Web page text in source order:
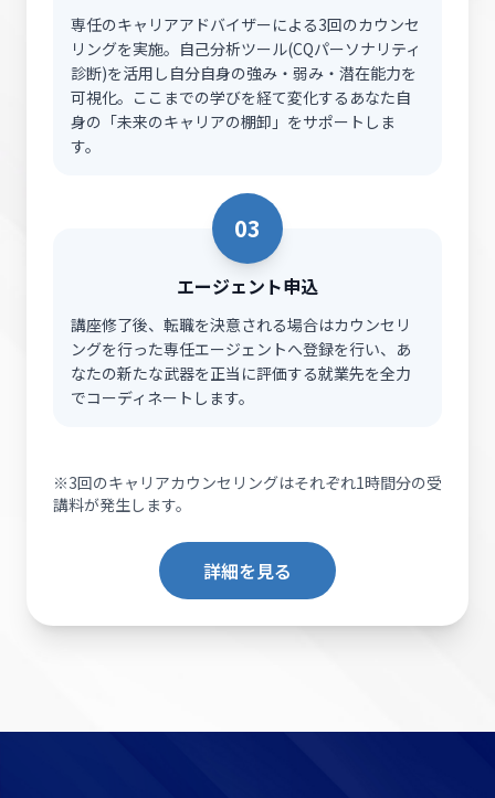
専任のキャリアアドバイザーによる3回のカウンセ
リングを実施。自己分析ツール(CQパーソナリティ
診断)を活用し自分自身の強み・弱み・潜在能力を
可視化。ここまでの学びを経て変化するあなた自
身の「未来のキャリアの棚卸」をサポートしま
す。
03
エージェント申込
講座修了後、転職を決意される場合はカウンセリ
ングを行った専任エージェントへ登録を行い、あ
なたの新たな武器を正当に評価する就業先を全力
でコーディネートします。
※3回のキャリアカウンセリングはそれぞれ1時間分の受
講料が発生します。
詳細を見る